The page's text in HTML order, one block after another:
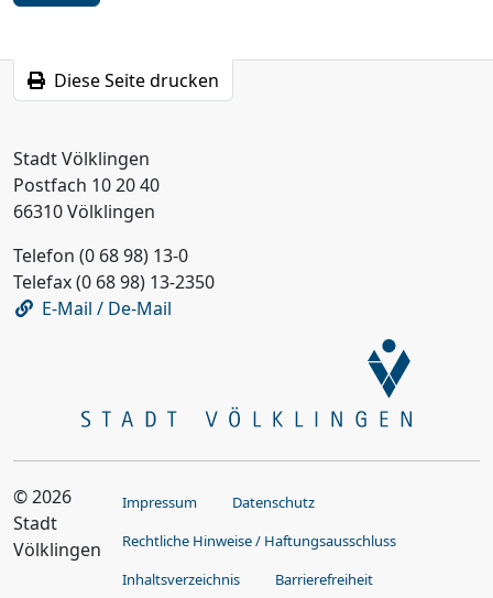
Diese Seite drucken
Stadt Völklingen
Postfach 10 20 40
66310 Völklingen
Telefon (0 68 98) 13-0
Telefax (0 68 98) 13-2350
E-Mail / De-Mail
© 2026
Stadt
Völklingen
Impressum
Datenschutz
Rechtliche Hinweise / Haftungsausschluss
Inhaltsverzeichnis
Barrierefreiheit